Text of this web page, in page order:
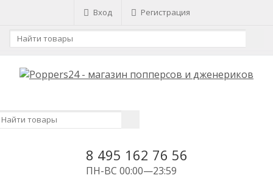
Вход Регистрация
8 495 162 76 56
ПН-ВС 00:00—23:59